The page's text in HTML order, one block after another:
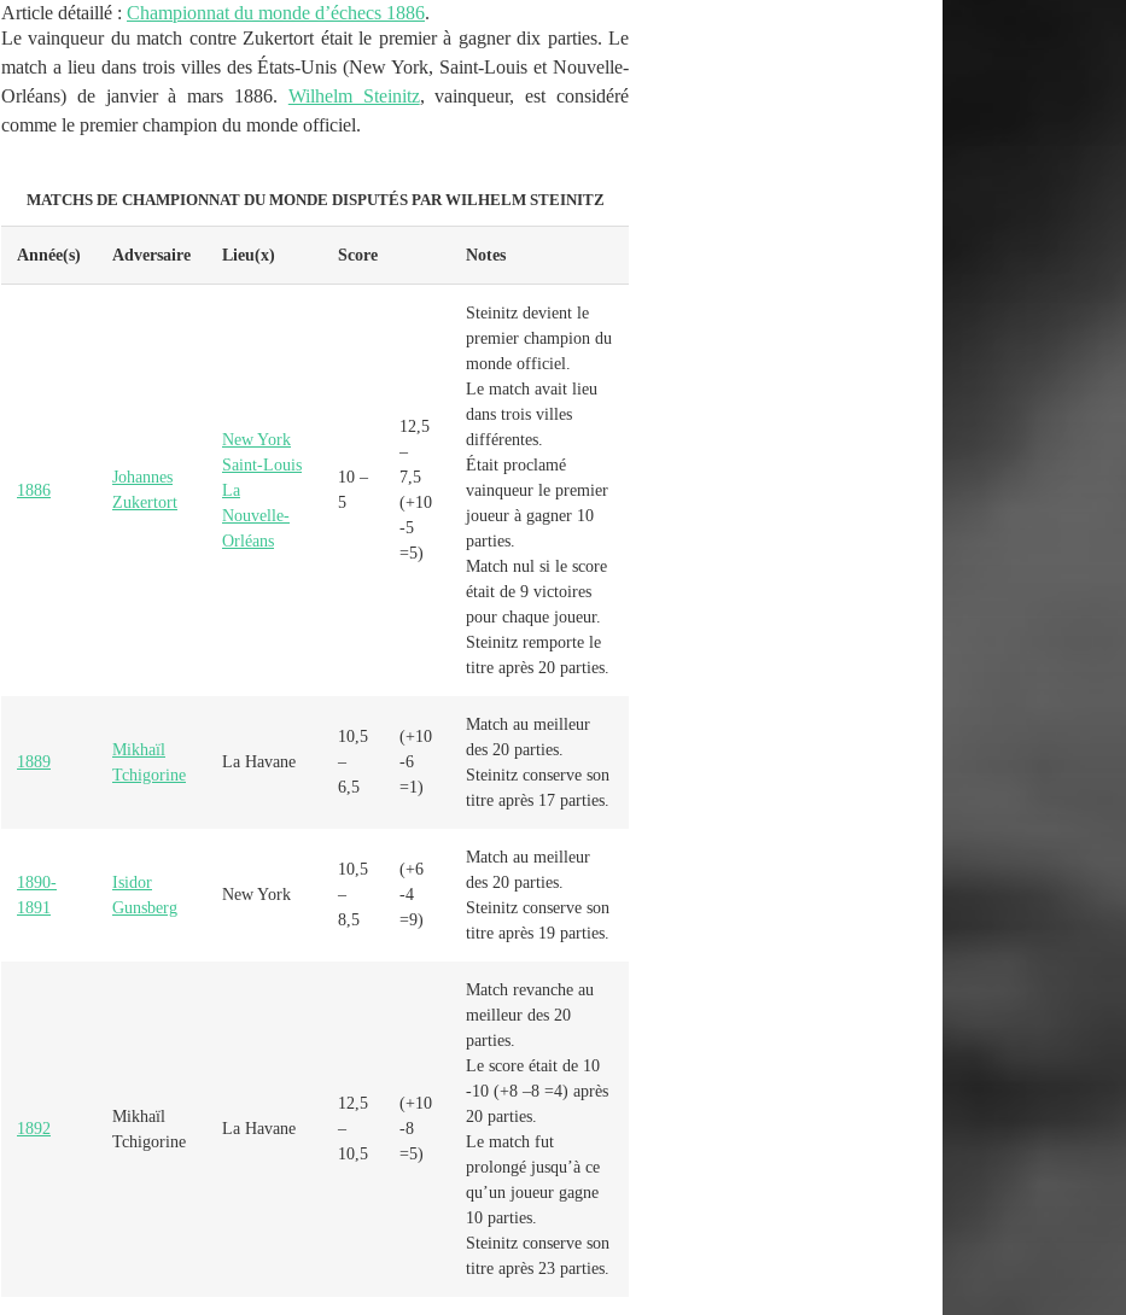
Article détaillé : Championnat du monde d’échecs 1886.
Le vainqueur du match contre Zukertort était le premier à gagner dix parties. Le
match a lieu dans trois villes des États-Unis (New York, Saint-Louis et Nouvelle-
Orléans) de janvier à mars 1886. Wilhelm Steinitz, vainqueur, est considéré
comme le premier champion du monde officiel.
MATCHS DE CHAMPIONNAT DU MONDE DISPUTÉS PAR WILHELM STEINITZ
Année(s) Adversaire Lieu(x) Score Notes
1886
Johannes
Zukertort
New York
Saint-Louis
La
Nouvelle-
Orléans
10 –
5
12,5
–
7,5
(+10
-5
=5)
Steinitz devient le
premier champion du
monde officiel.
Le match avait lieu
dans trois villes
différentes.
Était proclamé
vainqueur le premier
joueur à gagner 10
parties.
Match nul si le score
était de 9 victoires
pour chaque joueur.
Steinitz remporte le
titre après 20 parties.
1889
Mikhaïl
Tchigorine
La Havane
10,5
–
6,5
(+10
-6
=1)
Match au meilleur
des 20 parties.
Steinitz conserve son
titre après 17 parties.
1890-
1891
Isidor
Gunsberg
New York
10,5
–
8,5
(+6
-4
=9)
Match au meilleur
des 20 parties.
Steinitz conserve son
titre après 19 parties.
1892
Mikhaïl
Tchigorine
La Havane
12,5
–
10,5
(+10
-8
=5)
Match revanche au
meilleur des 20
parties.
Le score était de 10
-10 (+8 –8 =4) après
20 parties.
Le match fut
prolongé jusqu’à ce
qu’un joueur gagne
10 parties.
Steinitz conserve son
titre après 23 parties.